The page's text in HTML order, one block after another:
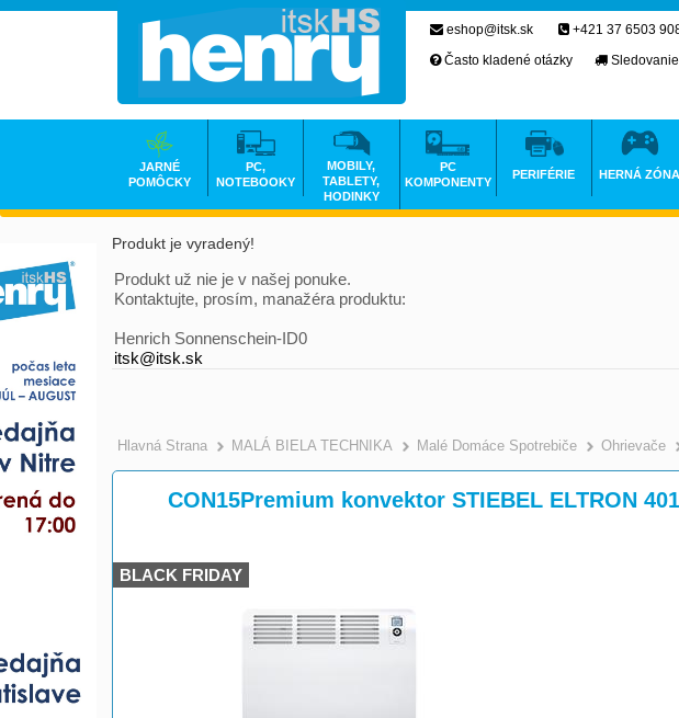
Produkt je vyradený!
Produkt už nie je v našej ponuke.
Kontaktujte, prosím, manažéra produktu:
Henrich Sonnenschein-ID0
itsk@itsk.sk
Hlavná Strana >
MALÁ BIELA TECHNIKA >
Malé Domáce Spotrebiče Ohrievače
CON15Premium konvektor STIEBEL ELTRON
BLACK FRIDAY
eshop@itsk.sk +421 37 6503
Často kladené otázky
JARNÉ
POMÔCKY
PC,
NOTEBOOKY
MOBILY,
TABLETY,
HODINKY
PC
KOMPONENTY
PERIFÉRIE HERNÁ ZÓNA